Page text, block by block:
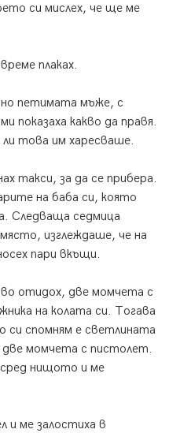
си мислех, че ще ме
плаках.
но петимата мъже, с
показаха какво да правя.
ли това им харесваше.
такси, за да се прибера.
на баба си, която
Следваща седмица
изглеждаше, че на
пари вкъщи.
отидох, две момчета с
на колата си. Тогава
си спомням е светлината
две момчета с пистолет.
нищото и ме
и ме залостиха в